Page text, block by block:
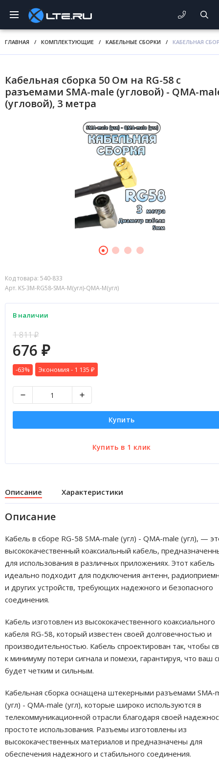
ГЛАВНАЯ / КОМПЛЕКТУЮЩИЕ / КАБЕЛЬНЫЕ СБОРКИ / КАБЕЛЬНАЯ
Кабельная сборка 50 Ом на RG-58 с
разъемами SMA-male (угловой) - QMA-
(угловой), 3 метра
Код товара: 540-833
Арт. KS-3M-RG58-SMA-M(угл)-QMA-M(угл)
В наличии
1 811₽
676 ₽
-63% Экономия - 1 135 ₽
Купить
Описание Характеристики
Описание
Кабель в сборе RG-58 SMA-male (угл) - QMA-male (угл), —
высококачественный коаксиальный кабель,
для использования в различных приложениях. Этот кабель
идеально подходит для подключения антенн,
и других устройств, требующих надежного и безопасного
соединения.
Кабель изготовлен из высококачественного коаксиального
кабеля RG-58, который известен своей долговечностью и
производительностью. Кабель спроектирован так, чтобы
к минимуму потери сигнала и помехи, гарантируя, что ваш
будет четким и сильным.
Кабельная сборка оснащена штекерными разъемами SMA-
(угл) - QMA-male (угл), которые широко используются в
телекоммуникационной отрасли благодаря своей
простоте использования. Разъемы изготовлены из
высококачественных материалов и предназначены для
обеспечения надежного и стабильного соединения.